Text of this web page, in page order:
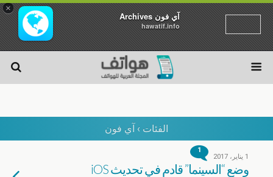
×
آي فون Archives
hawatif.info
الفئات › آي فون
1
1 يناير، 2017
وضع “السينما” قادم في تحديث iOS